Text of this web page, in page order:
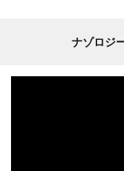
ナゾロジ